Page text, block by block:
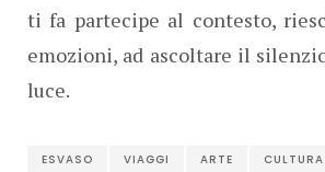
ti fa partecipe al contesto,
emozioni, ad ascoltare il
luce.
ESVASO VIAGGI ARTE CULTURA